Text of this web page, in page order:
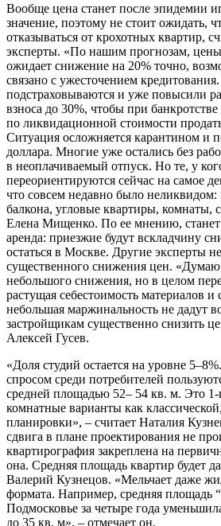
Вообще цена станет после эпидемии
значение, поэтому не стоит ожидать,
отказываться от крохотных квартир,
эксперты. «По нашим прогнозам,
ожидает снижение на 20% точно,
связано с ужесточением
подстраховываются и уже повысили
взноса до 30%, чтобы при
по ликвидационной стоимости
Ситуация осложняется карантином и
доллара. Многие уже остались без
в неоплачиваемый отпуск. Но те, у
переориентируются сейчас на самое
что совсем недавно было неликвидом:
балкона, угловые квартиры, комнаты,
Елена Мищенко. По ее мнению, станет
аренда: приезжие будут вскладчину
остаться в Москве. Другие эксперты
существенного снижения цен.
небольшого снижения, но в целом
растущая себестоимость материалов и
небольшая маржинальность не дадут
застройщикам существенно снизить
Алексей Гусев.
«Доля студий остается на уровне
спросом среди потребителей
средней площадью 52– 54 кв. м. Это
комнатные варианты как
планировки», – считает Наталия
сдвига в плане проектирования не
квартирография закреплена на
она. Средняя площадь квартир будет
Валерий Кузнецов. «Мельчает даже
формата. Например, средняя площадь
Подмосковье за четыре года
до 35 кв. м», – отмечает он.